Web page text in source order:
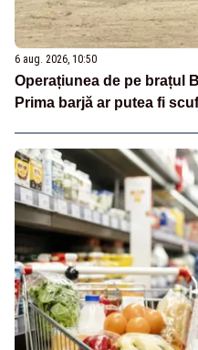
6 aug. 2026, 10:50
Operațiunea de pe brațul
Prima barjă ar putea fi